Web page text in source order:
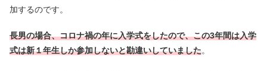
加するのです。
長男の場合、コロナ禍の年に入学式をしたので、この3年間は入学
式は新１年生しか参加しないと勘違いしていました。